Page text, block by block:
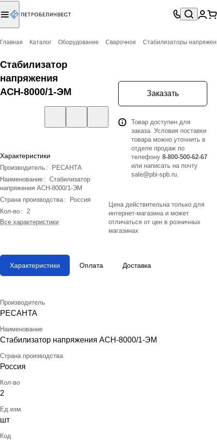
Главная Каталог Оборудование Сварочное Стабилизаторы
Стабилизатор
напряжения
АСН-8000/1-ЭМ
Характеристики
Производитель :
РЕСАНТА
Наименование : Стабилизатор
напряжения АСН-8000/1-ЭМ
Страна производства :
Россия
Кол-во : 2
Все характеристики
Заказать
Товар доступен для
заказа. Условия поставки
товара можно уточнить в
отделе продаж по
телефону 8-800-500-62-67
или написать на почту
sale@pbi-spb.ru.
Цена действительна только для
интернет-магазина и может
отличаться от цен в розничных
магазинах
Характеристики Оплата Доставка
Производитель
РЕСАНТА
Наименование
Стабилизатор напряжения АСН-8000/1-ЭМ
Страна производства
Россия
Кол-во
2
Ед.изм.
шт
Код